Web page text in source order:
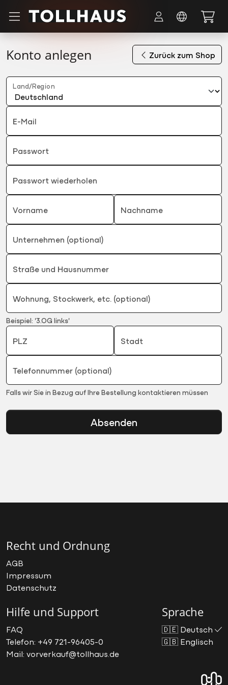
Zum Hauptinhalt springen
Konto anlegen Zurück zum Shop
Land/Region
E-Mail
Passwort
Passwort wiederholen
Vorname Nachname
Unternehmen (optional)
Straße und Hausnummer
Wohnung, Stockwerk, etc. (optional)
Beispiel: '3.OG links'
PLZ Stadt
Telefonnummer (optional)
Falls wir Sie in Bezug auf Ihre Bestellung kontaktieren müssen
Absenden
Recht und Ordnung
AGB
Impressum
Datenschutz
Hilfe und Support
FAQ
Telefon: +49 721-96405-0
Mail: vorverkauf@tollhaus.de
Sprache
🇩🇪 Deutsch
🇬🇧 Englisch